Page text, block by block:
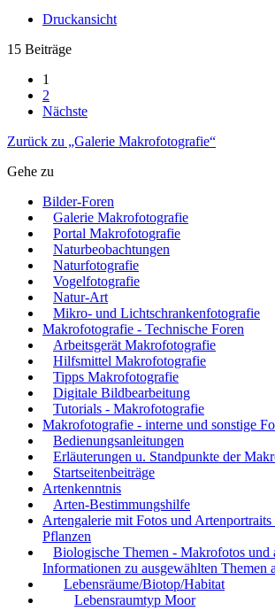
Druckansicht
15 Beiträge
1
2
Nächste
Zurück zu „Galerie Makrofotografie“
Gehe zu
Bilder-Foren
Galerie Makrofotografie
Portal Makrofotografie
Naturbeobachtungen
Naturfotografie
Vogelfotografie
Natur-Art
Mikro- und Lichtschrankenfotografie
Makrofotografie - Technische Foren
Arbeitsgerät Makrofotografie
Hilfsmittel Makrofotografie
Tipps Makrofotografie
Digitale Bildbearbeitung
Tutorials - Makrofotografie
Makrofotografie - interne und sonstige
Bedienungsanleitungen
Erläuterungen u. Standpunkte der
Startseitenbeiträge
Artenkenntnis
Arten-Bestimmungshilfe
Artengalerie mit Fotos und
Pflanzen
Biologische Themen - Makrofotos und
Informationen zu ausgewählten Themen
Lebensräume/Biotop/Habitat
Lebensraumtyp Moor